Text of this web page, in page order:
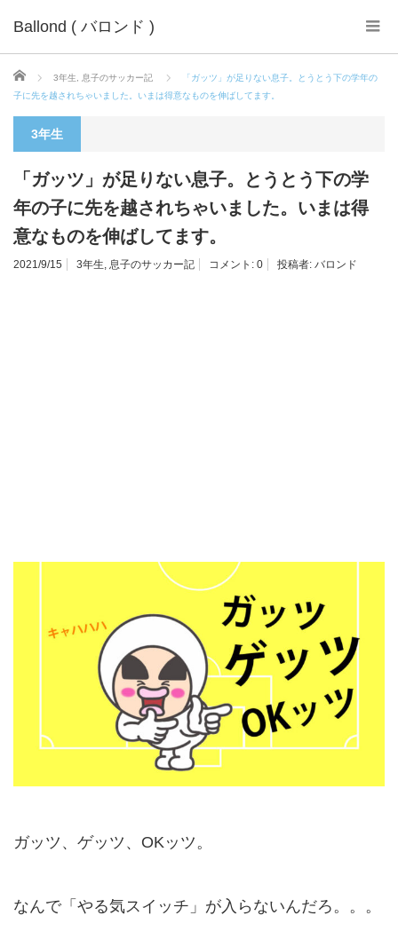
Ballond ( バロンド )
ホーム 3年生 息子のサッカー記
「ガッツ」が足りない息子。とうとう下の学年の
子に先を越されちゃいました。いまは得意なものを伸ばしてます。
3年生
「ガッツ」が足りない息子。とうとう下の学
年の子に先を越されちゃいました。いまは得
意なものを伸ばしてます。
2021/9/15 3年生, 息子のサッカー記 コメント: 0 投稿者: バロンド
ガッツ、ゲッツ、OKッツ。
なんで「やる気スイッチ」が入らないんだろ。。。